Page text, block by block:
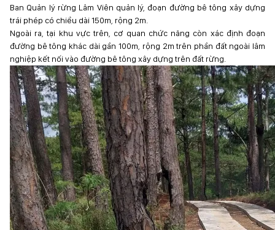
Ban Quản lý rừng Lâm Viên quản lý, đoạn đường bê tông xây dựng
trái phép có chiều dài 150m, rộng 2m.
Ngoài ra, tại khu vực trên, cơ quan chức năng còn xác định đoạn
đường bê tông khác dài gần 100m, rộng 2m trên phần đất ngoài lâm
nghiệp kết nối vào đường bê tông xây dựng trên đất rừng.